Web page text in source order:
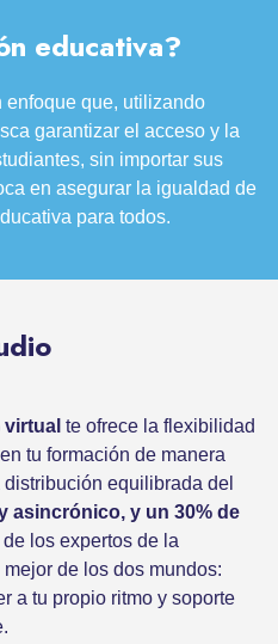
educativa?
enfoque que, utilizando
garantizar el acceso y la
sin importar sus
en asegurar la igualdad de
para todos.
te ofrece la flexibilidad
tu formación de manera
equilibrada del
asincrónico, y un 30% de
de los expertos de la
de los dos mundos:
a tu propio ritmo y soporte